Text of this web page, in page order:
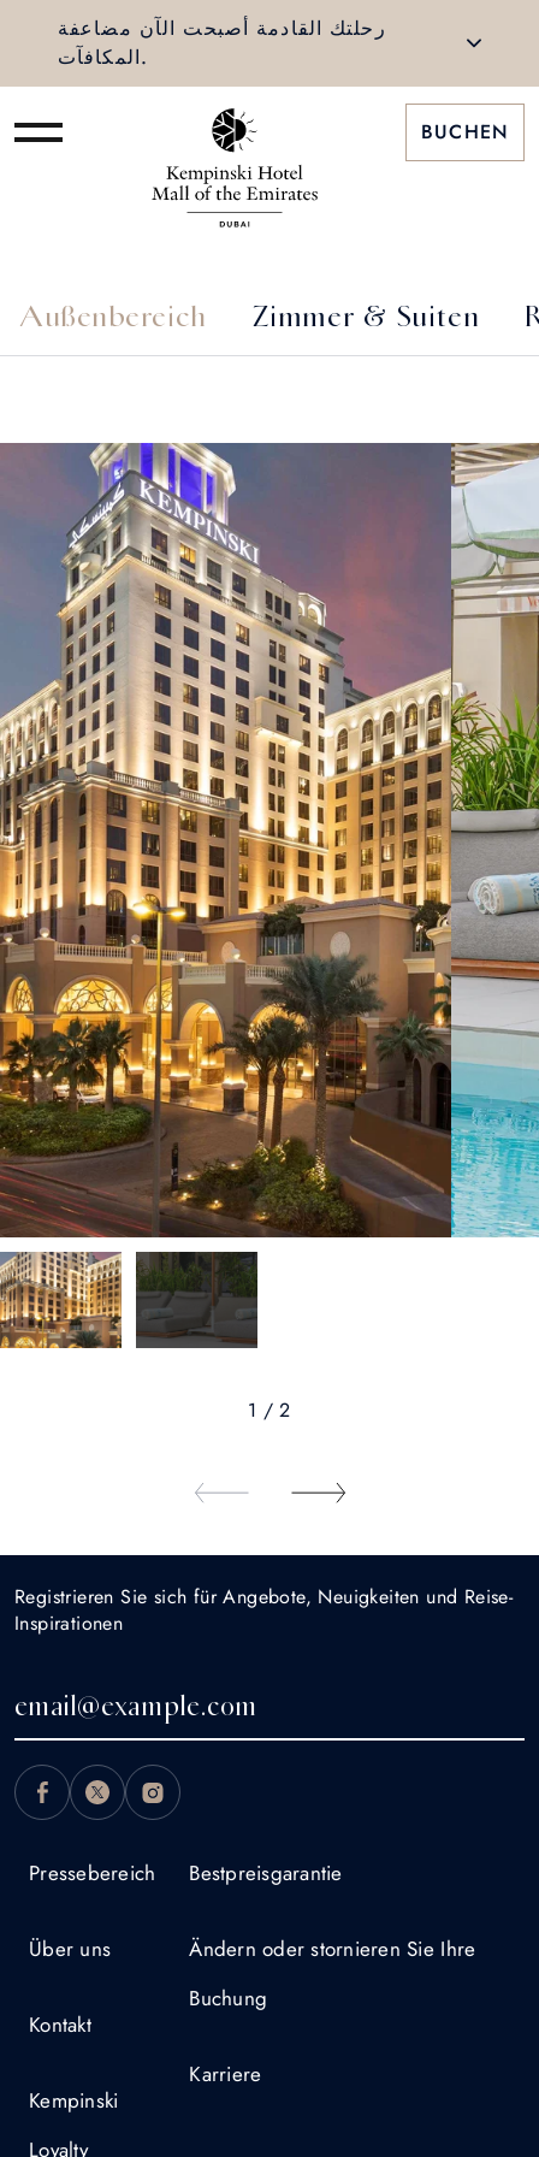
رحلتك القادمة أصبحت الآن مضاعفة
المكافآت.
BUCHEN
Außenbereich Zimmer & Suiten
1 / 2
Pressebereich
Über uns
Kontakt
Kempinski
Loyalty
Bestpreisgarantie
Ändern oder stornieren Sie Ihre
Buchung
Karriere
Registrieren Sie sich für Angebote, Neuigkeiten und Reise-
Inspirationen